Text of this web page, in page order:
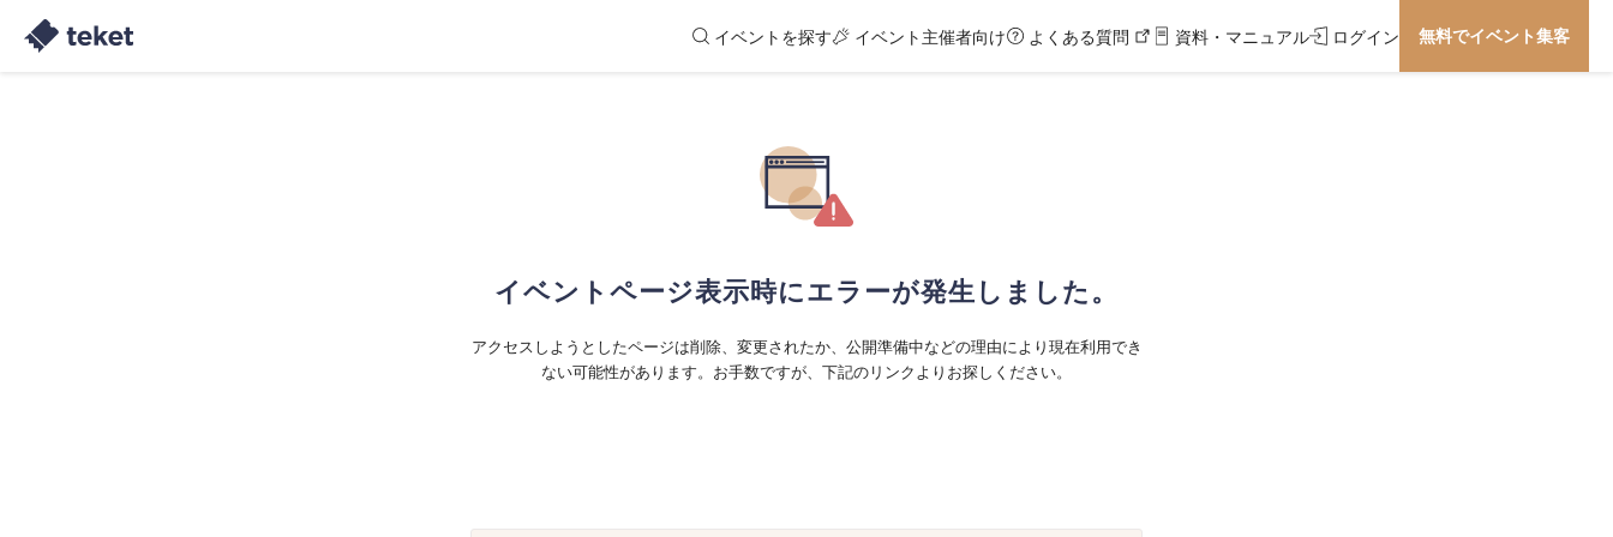
イベントを探す イベント主催者向け よくある質問 資料・マニュアル ログイン 無料でイベント集客
イベントページ表示時にエラーが発生しました。
アクセスしようとしたページは削除、変更されたか、公開準備中などの理由により現在利用でき
ない可能性があります。お手数ですが、下記のリンクよりお探しください。